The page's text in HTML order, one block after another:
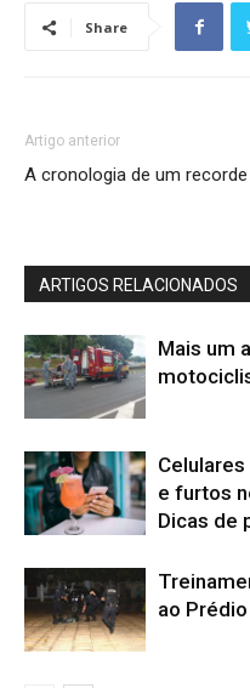
Share
Artigo anterior
A cronologia de um recorde
ARTIGOS RELACIONADOS
Mais um
e furtos
Dicas de
ao